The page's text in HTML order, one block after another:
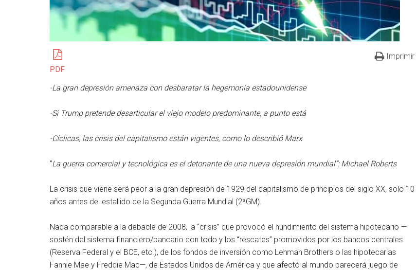
PDF
Imprimir
-La gran depresión amenaza con desbaratar la hegemonía estadounidense
-Si Trump pretende desarticular el viejo modelo predominante, a punto está
-Cíclicas, las crisis del capitalismo están vigentes, como lo describió Marx
“La guerra comercial y tecnológica es el detonante de una nueva depresión mundial”: Michael Roberts
La crisis que viene será peor a la gran depresión de 1929 del capitalismo de principios del siglo XX, solo 10
años antes del estallido de la Segunda Guerra Mundial (2ªGM).
Nada comparable a la debacle de 2008, la “crisis” que provocó el hundimiento del sistema hipotecario —
sostén del sistema financiero/bancario con todo y los “rescates” promovidos por los bancos centrales
(Reserva Federal y el BCE, etc.), de los fondos de inversión como Lehman Brothers o las hipotecarias
Fannie Mae y Freddie Mac—, de Estados Unidos de América y que afectó al mundo parecerá juego de